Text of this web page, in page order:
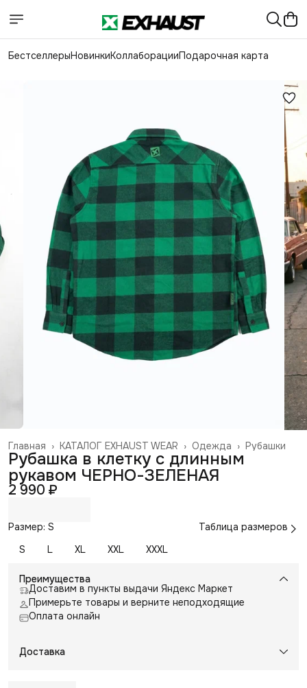
БестселлерыНовинкиКоллаборацииПодарочная карта
Рубашки
Одежда ›
КАТАЛОГ EXHAUST WEAR ›
Главная ›
Рубашка в клетку с длинным
рукавом ЧЕРНО-ЗЕЛЕНАЯ
2 990 ₽
Размер: S
Таблица размеров
S
L XL XXL XXXL
Преимущества
Доставим в пункты выдачи Яндекс Маркет
Примерьте товары и верните неподходящие
Оплата онлайн
Доставка